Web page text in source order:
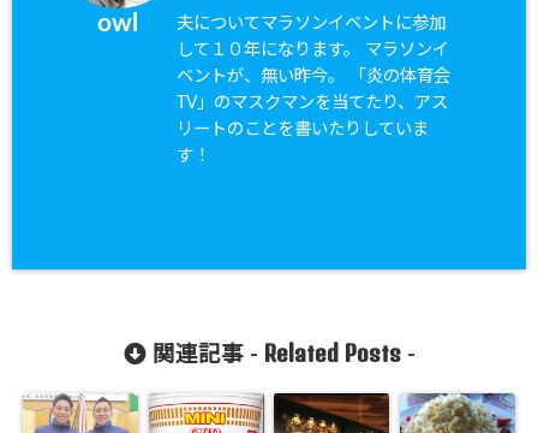
owl
夫についてマラソンイベントに参加
して１０年になります。 マラソンイ
ベントが、無い昨今。 「炎の体育会
TV」のマスクマンを当てたり、アス
リートのことを書いたりしていま
す！
関連記事 - Related Posts-